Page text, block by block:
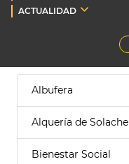
ACTUALIDAD
Albufera
Alquería de Solache
Bienestar Social